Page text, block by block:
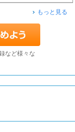
もっと見る
など様々な